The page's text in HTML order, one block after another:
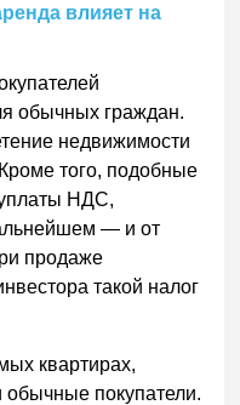
влияет на
обычных граждан.
недвижимости
того, подобные
НДС,
— и от
продаже
такой налог
квартирах,
покупатели.